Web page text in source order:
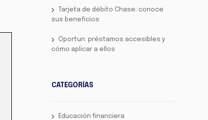
Tarjeta de débito Chase: conoce
sus beneficios
Oportun: préstamos accesibles y
cómo aplicar a ellos
CATEGORÍAS
Educación financiera